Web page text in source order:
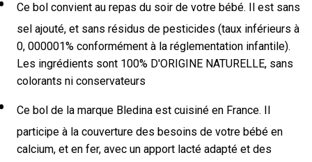
Ce bol convient au repas du soir de votre bébé. Il est sans
sel ajouté, et sans résidus de pesticides (taux inférieurs à
0, 000001% conformément à la réglementation infantile).
Les ingrédients sont 100% D'ORIGINE NATURELLE, sans
colorants ni conservateurs
Ce bol de la marque Bledina est cuisiné en France. Il
participe à la couverture des besoins de votre bébé en
calcium, et en fer, avec un apport lacté adapté et des